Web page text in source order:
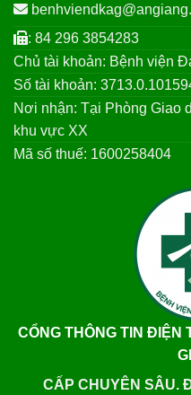
: 84 296 3854283
Chủ tài khoản: Bệnh viện
Số tài khoản:
Nơi nhận: Tại Phòng Giao
khu vực XX
Mã số thuế: 1600258404
CỔNG THÔNG TIN ĐIỆN
CẤP CHUYÊN SÂU.